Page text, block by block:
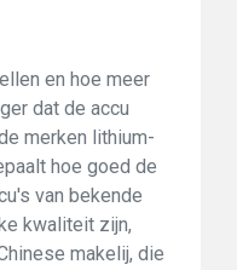
en hoe meer
dat de accu
merken lithium-
hoe goed de
van bekende
kwaliteit zijn,
makelij, die